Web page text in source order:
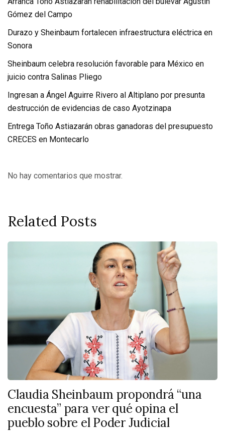
Gómez del Campo
Durazo y Sheinbaum fortalecen infraestructura eléctrica en
Sonora
Sheinbaum celebra resolución favorable para México en
juicio contra Salinas Pliego
Ingresan a Ángel Aguirre Rivero al Altiplano por presunta
destrucción de evidencias de caso Ayotzinapa
Entrega Toño Astiazarán obras ganadoras del presupuesto
CRECES en Montecarlo
No hay comentarios que mostrar.
Related Posts
Claudia Sheinbaum propondrá “una
encuesta” para ver qué opina el
pueblo sobre el Poder Judicial